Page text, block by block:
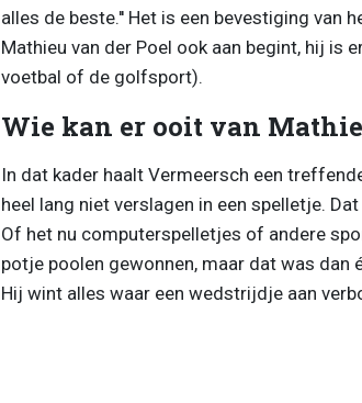
alles de beste.'' Het is een bevestiging van
Mathieu van der Poel ook aan begint, hij is
voetbal of de golfsport).
Wie kan er ooit van
In dat kader haalt Vermeersch een
heel lang niet verslagen in een spelletje.
Of het nu computerspelletjes of andere
potje poolen gewonnen, maar dat was
Hij wint alles waar een wedstrijdje aan